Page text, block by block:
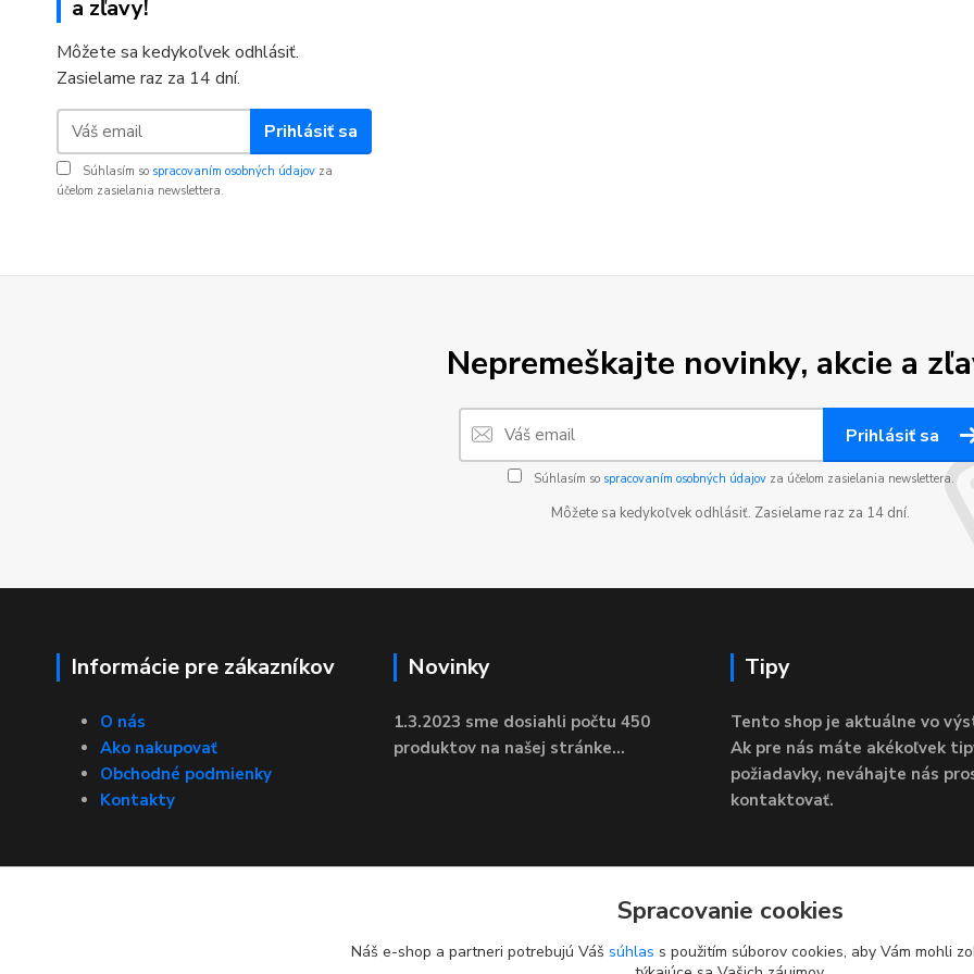
a zľavy!
Môžete sa kedykoľvek odhlásiť.
Zasielame raz za 14 dní.
Prihlásiť sa
Súhlasím so spracovaním osobných údajov za
účelom zasielania newslettera.
Nepremeškajte novinky, akcie a
Prihlásiť sa
Súhlasím so spracovaním osobných údajovza účelom zasielania newslettera.
Môžete sa kedykoľvek odhlásiť. Zasielame raz za 14 dní.
Informácie pre zákazníkov
O nás
Ako nakupovať
Obchodné podmienky
Kontakty
Novinky
1.3.2023 sme dosiahli počtu 450
produktov na našej stránke...
Tipy
Tento shop je aktuálne vo
Ak pre nás máte akékoľvek
požiadavky, neváhajte nás
kontaktovať.
Spracovanie cookies
Náš e-shop a partneri potrebujú Váš súhlas s použitím súborov cookies, aby Vám mohli